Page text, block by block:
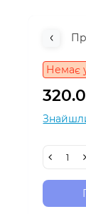
Немає